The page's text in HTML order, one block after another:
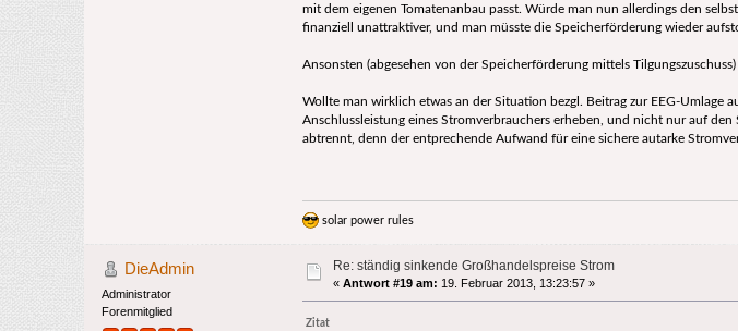
mit dem eigenen Tomatenanbau passt. Würde man nun allerdings den
finanziell unattraktiver, und man müsste die Speicherförderung wieder
Ansonsten (abgesehen von der Speicherförderung mittels
Wollte man wirklich etwas an der Situation bezgl. Beitrag zur EEG-Umlage
Anschlussleistung eines Stromverbrauchers erheben, und nicht nur auf
abtrennt, denn der entprechende Aufwand für eine sichere autarke
solar power rules
DieAdmin
Administrator
Forenmitglied
Re: ständig sinkende Großhandelspreise Strom
«Antwort #19 am: 19. Februar 2013, 13:23:57 »
Zitat